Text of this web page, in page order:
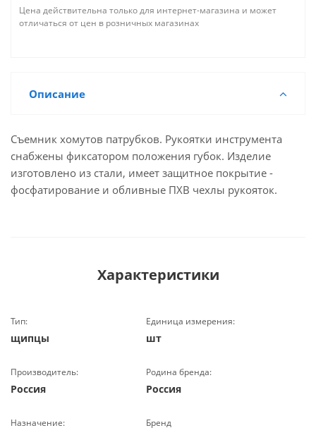
Цена действительна только для интернет-магазина и может
отличаться от цен в розничных магазинах
Описание
Съемник хомутов патрубков. Рукоятки инструмента
снабжены фиксатором положения губок. Изделие
изготовлено из стали, имеет защитное покрытие -
фосфатирование и обливные ПХВ чехлы рукояток.
Характеристики
Тип:
щипцы
Единица измерения:
шт
Производитель:
Россия
Родина бренда:
Россия
Назначение: Бренд